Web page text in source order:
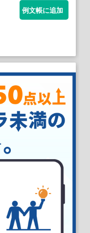
例文帳に追加